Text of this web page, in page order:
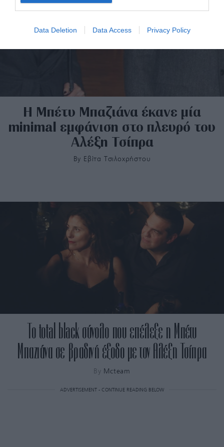
Data Deletion Data Access Privacy Policy
Η Μπέτυ Μπαζιάνα έκανε μία
minimal εμφάνιση στο πλευρό του
Αλέξη Τσίπρα
By Εβίτα Τσιλοχρήστου
Το total black σύνολο που επέλεξε η Μπέτυ
Μπαζιάνα σε βραδινή έξοδο με τον Αλέξη Τσίπρα
By Mcteam
ADVERTISEMENT - CONTINUE READING BELOW